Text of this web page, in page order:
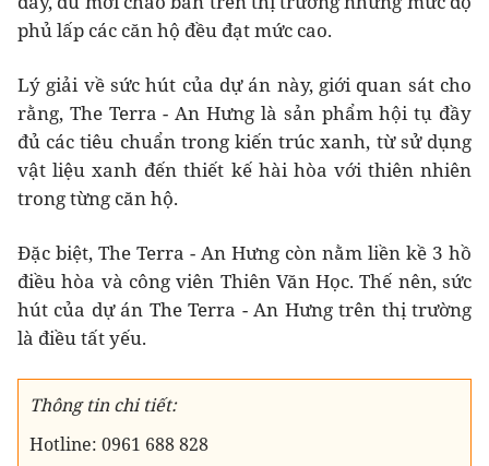
phủ lấp các căn hộ đều đạt mức cao.
Lý giải về sức hút của dự án này, giới quan sát cho
rằng, The Terra - An Hưng là sản phẩm hội tụ đầy
đủ các tiêu chuẩn trong kiến trúc xanh, từ sử dụng
vật liệu xanh đến thiết kế hài hòa với thiên nhiên
trong từng căn hộ.
Đặc biệt, The Terra - An Hưng còn nằm liền kề 3 hồ
điều hòa và công viên Thiên Văn Học. Thế nên, sức
hút của dự án The Terra - An Hưng trên thị trường
là điều tất yếu.
Thông tin chi tiết:
Hotline: 0961 688 828